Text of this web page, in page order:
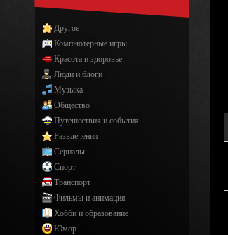
Другое
Компьютерные игры
Красота и здоровье
Люди и блоги
Музыка
Общество
Путешествия и события
Развлечения
Сериалы
Спорт
Транспорт
Фильмы и анимация
Хобби и образование
Юмор